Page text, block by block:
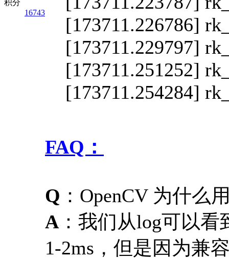
积分
16743
[173711.226786]
[173711.229797]
[173711.251252]
[173711.254284]
FAQ：
Q ：OpenCV 为什么
A ：我们从log可以
1-2ms，但是因为兼